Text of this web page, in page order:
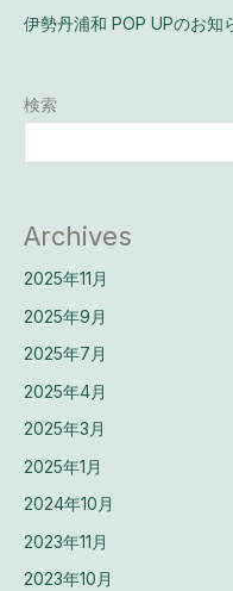
伊勢丹浦和 POP UPのお知
検索
Archives
2025年11月
2025年9月
2025年7月
2025年4月
2025年3月
2025年1月
2024年10月
2023年11月
2023年10月